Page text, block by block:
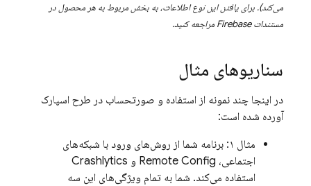
می‌کند). برای یافتن این نوع اطلاعات، به بخش مربوط به هر محصول در
مستندات Firebase مراجعه کنید.
سناریوهای مثال
در اینجا چند نمونه از استفاده و صورتحساب در طرح اسپارک
آورده شده است:
مثال ۱: برنامه شما از روش‌های ورود با شبکه‌های
اجتماعی، Remote Config و Crashlytics
استفاده می‌کند. شما به تمام ویژگی‌های این سه